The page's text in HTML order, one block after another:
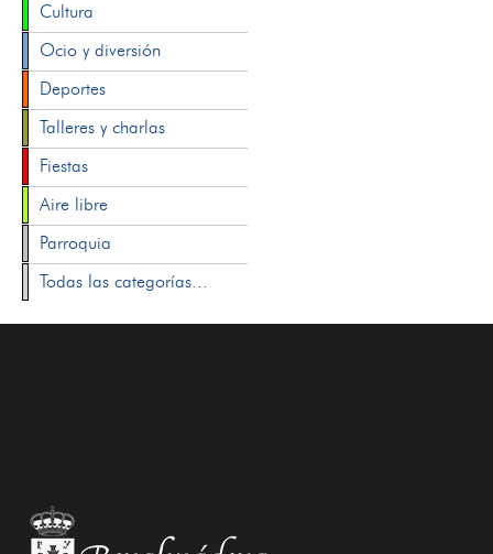
Cultura
Ocio y diversión
Deportes
Talleres y charlas
Fiestas
Aire libre
Parroquia
Todas las categorías...